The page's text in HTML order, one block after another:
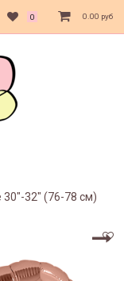
0 0.00 руб
32" (76-78 см)